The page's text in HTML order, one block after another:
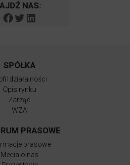
NAS:
Facebook Twitter LinkedIn
SPÓŁKA
działalności
Opis rynku
Zarząd
WZA
PRASOWE
prasowe
Media o nas